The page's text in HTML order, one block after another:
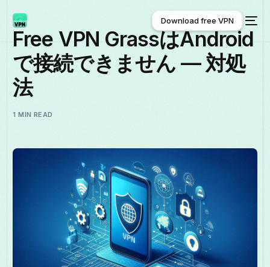
Download free VPN
Download free VPN
Free VPN GrassはAndroid
で接続できません — 対処
法
1 MIN READ